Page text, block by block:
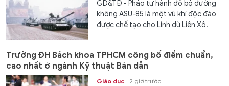
GD&TĐ - Pháo tự hành đổ bộ đường
không ASU-85 là một vũ khí độc đáo
được chế tạo cho Lính dù Liên Xô.
Trường ĐH Bách khoa TPHCM công bố điểm chuẩn,
cao nhất ở ngành Kỹ thuật Bán dẫn
Giáo dục 2 giờ trước